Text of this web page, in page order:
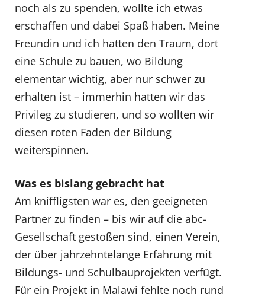
noch als zu spenden, wollte ich etwas
erschaffen und dabei Spaß haben. Meine
Freundin und ich hatten den Traum, dort
eine Schule zu bauen, wo Bildung
elementar wichtig, aber nur schwer zu
erhalten ist – immerhin hatten wir das
Privileg zu studieren, und so wollten wir
diesen roten Faden der Bildung
weiterspinnen.
Was es bislang gebracht hat
Am kniffligsten war es, den geeigneten
Partner zu finden – bis wir auf die abc-
Gesellschaft gestoßen sind, einen Verein,
der über jahrzehntelange Erfahrung mit
Bildungs- und Schulbauprojekten verfügt.
Für ein Projekt in Malawi fehlte noch rund